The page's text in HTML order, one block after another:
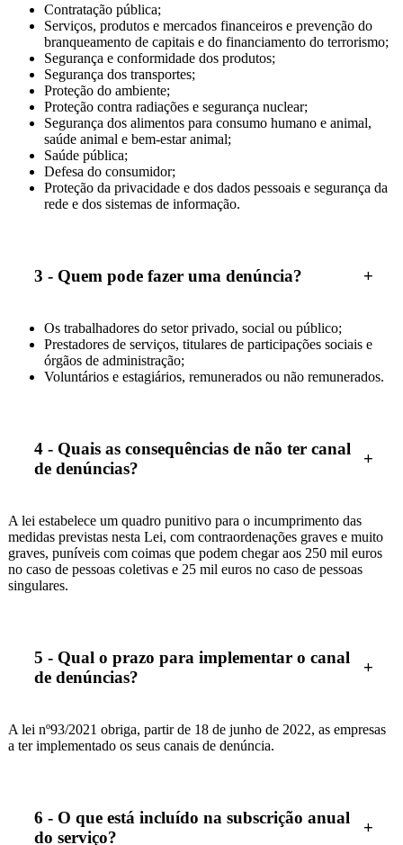
Contratação pública;
Serviços, produtos e mercados financeiros e prevenção do
branqueamento de capitais e do financiamento do terrorismo;
Segurança e conformidade dos produtos;
Segurança dos transportes;
Proteção do ambiente;
Proteção contra radiações e segurança nuclear;
Segurança dos alimentos para consumo humano e animal,
saúde animal e bem-estar animal;
Saúde pública;
Defesa do consumidor;
Proteção da privacidade e dos dados pessoais e segurança da
rede e dos sistemas de informação.
3 - Quem pode fazer uma denúncia?
Os trabalhadores do setor privado, social ou público;
Prestadores de serviços, titulares de participações sociais e
órgãos de administração;
Voluntários e estagiários, remunerados ou não remunerados.
4 - Quais as consequências de não ter canal
de denúncias?
A lei estabelece um quadro punitivo para o incumprimento das
medidas previstas nesta Lei, com contraordenações graves e muito
graves, puníveis com coimas que podem chegar aos 250 mil euros
no caso de pessoas coletivas e 25 mil euros no caso de pessoas
singulares.
5 - Qual o prazo para implementar o canal
de denúncias?
A lei nº93/2021 obriga, partir de 18 de junho de 2022, as empresas
a ter implementado os seus canais de denúncia.
6 - O que está incluído na subscrição anual
do serviço?